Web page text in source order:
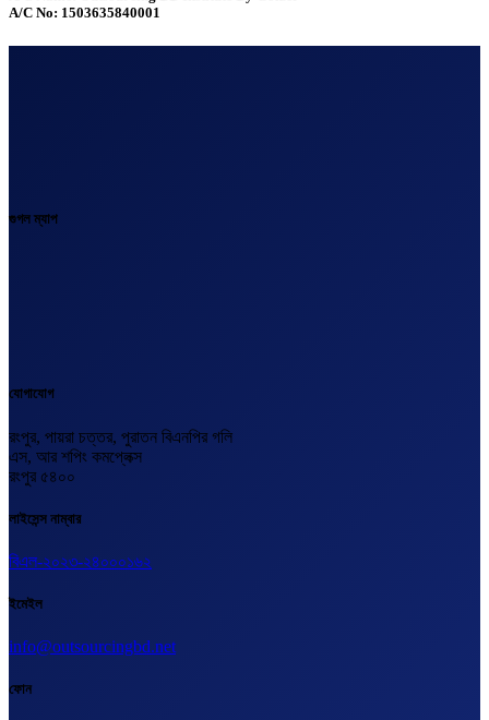
A/C No: 1503635840001
গুগল ম্যাপ
যোগাযোগ
রংপুর, পায়রা চত্তর, পুরাতন বিএনপির গলি
এস, আর শপিং কমপ্লেক্স
রংপুর ৫৪০০
লাইসেন্স নাম্বার
বিএল-২০২৩-২৪০০০১৬২
ইমেইল
info@outsourcingbd.net
ফোন